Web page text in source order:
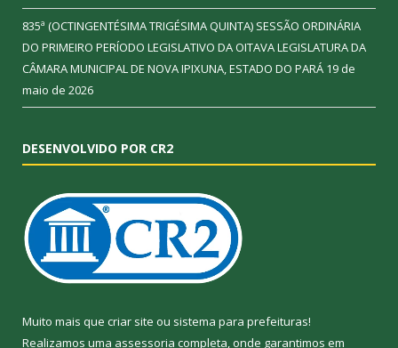
835ª (OCTINGENTÉSIMA TRIGÉSIMA QUINTA) SESSÃO ORDINÁRIA
DO PRIMEIRO PERÍODO LEGISLATIVO DA OITAVA LEGISLATURA DA
CÂMARA MUNICIPAL DE NOVA IPIXUNA, ESTADO DO PARÁ 19 de
maio de 2026
DESENVOLVIDO POR CR2
Muito mais que criar site ou sistema para prefeituras!
Realizamos uma assessoria completa, onde garantimos em